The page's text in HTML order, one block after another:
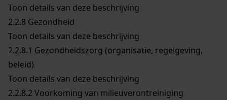
Toon details van deze beschrijving
2.2.8 Gezondheid
Toon details van deze beschrijving
2.2.8.1 Gezondheidszorg (organisatie, regelgeving,
beleid)
Toon details van deze beschrijving
2.2.8.2 Voorkoming van milieuverontreiniging